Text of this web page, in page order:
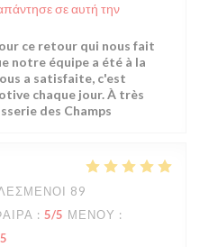
σε αυτή την
ce retour qui nous fait
notre équipe a été à la
a satisfaite, c'est
chaque jour. À très
des Champs
89
: 5/5 ΜΕΝΟΎ :